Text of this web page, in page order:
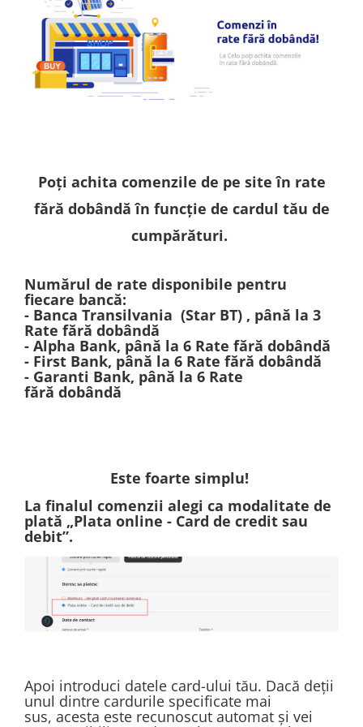
A2251 (Retina 13” 2020)
A2289 (Retina 13” 2020)
A2338 (M1/M2 13” 2020-2022)
A2442 (M1 14” 2021)
Top Piese Mac
Baterii MacBook
Display MacBook
Tastatura MacBook
MacBook Air
A1369 (13” 2010-2011)
A1370 (11” 2010-2011)
A1465 (11” 2012-2015)
A2337 (M1 13” 2020)
A2941 (M2 15” 2023)
A3113 (M3 13” 2024)
A3240 (M4 13” 2025)
MacBook Pro
A1278 (Unibody 13” 2009-2012)
A1286 (Unibody 15” 2008-2012)
A1342 (Unibody 13” 2009-2010)
A1534 (Retina 12” 2015-2017)
Poți achita comenzile de pe site în rate
fără dobândă în funcție de cardul tău de
cumpărături.
Numărul de rate disponibile pentru
fiecare bancă:
- Banca Transilvania (Star BT) , până la 3
Rate fără dobândă
- Alpha Bank, până la 6 Rate fără dobândă
- First Bank, până la 6 Rate fără dobândă
- Garanti Bank, până la 6 Rate
fără dobândă ​
Este foarte simplu!
La finalul comenzii alegi ca modalitate de
plată „Plata online - Card de credit sau
debit”.
Apoi introduci datele card-ului tău. Dacă deții
unul dintre cardurile specificate mai
sus, acesta este recunoscut automat și vei